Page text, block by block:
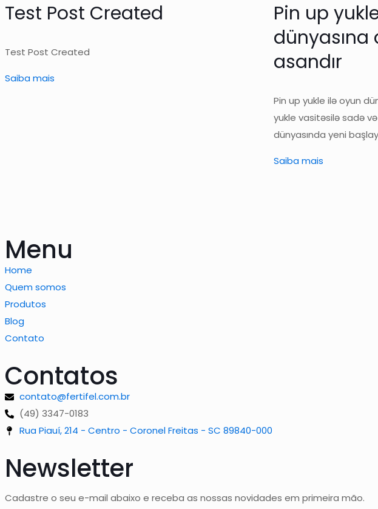
Test Post Created
Test Post Created
Saiba mais
Pin up
asandır
Pin up yukle ilə oyun
yukle vasitəsilə sadə
dünyasında yeni
Saiba mais
Menu
Home
Quem somos
Produtos
Blog
Contato
Contatos
contato@fertifel.com.br
(49) 3347-0183
Rua Piauí, 214 - Centro - Coronel Freitas - SC 89840-000
Newsletter
Cadastre o seu e-mail abaixo e receba as nossas novidades em primeira mão.